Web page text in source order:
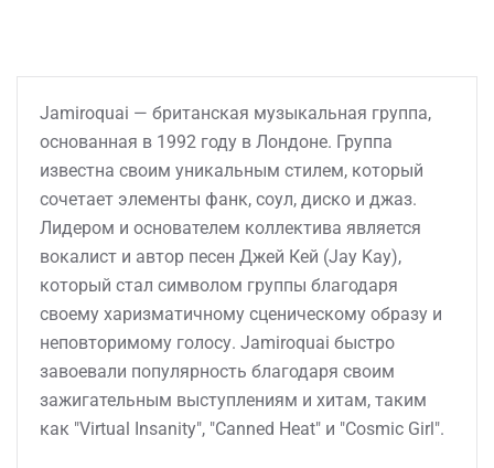
Jamiroquai — британская музыкальная группа,
основанная в 1992 году в Лондоне. Группа
известна своим уникальным стилем, который
сочетает элементы фанк, соул, диско и джаз.
Лидером и основателем коллектива является
вокалист и автор песен Джей Кей (Jay Kay),
который стал символом группы благодаря
своему харизматичному сценическому образу и
неповторимому голосу. Jamiroquai быстро
завоевали популярность благодаря своим
зажигательным выступлениям и хитам, таким
как "Virtual Insanity", "Canned Heat" и "Cosmic Girl".